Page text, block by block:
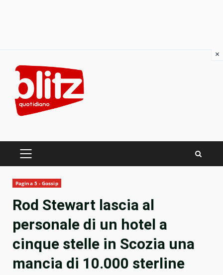
content
PRIMARY
Pagina 5 - Gossip
Rod Stewart lascia al
personale di un hotel a
cinque stelle in Scozia una
mancia di 10.000 sterline
×